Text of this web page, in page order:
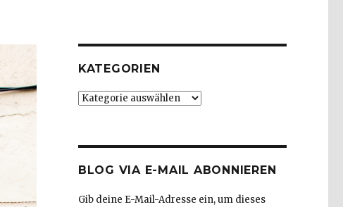
KATEGORIEN
Kategorien
BLOG VIA E-MAIL ABONNIEREN
Gib deine E-Mail-Adresse ein, um dieses